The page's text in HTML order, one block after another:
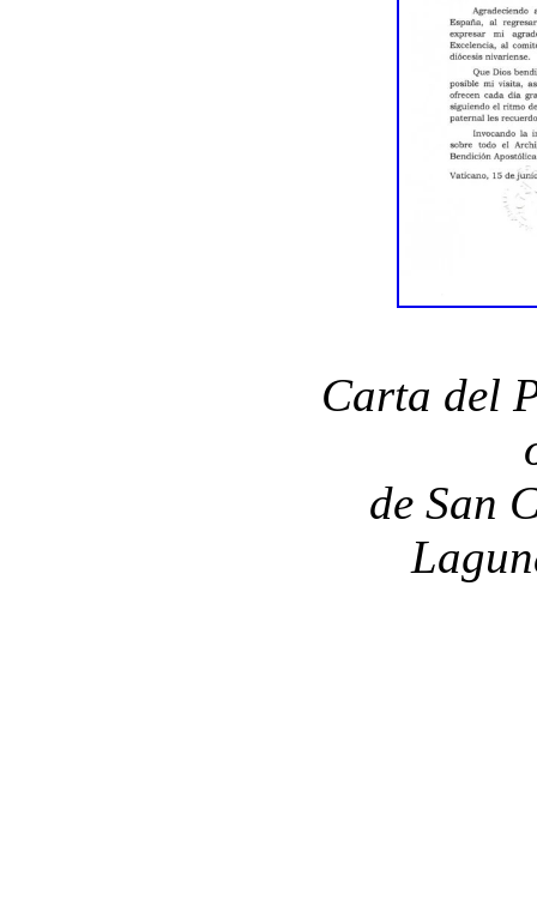
Carta del
de San